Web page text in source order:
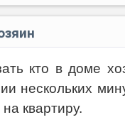
кто в доме
нескольких
квартиру.